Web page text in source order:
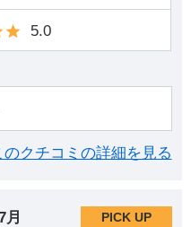
5.0
のクチコミの詳細を見る
月 PICK UP